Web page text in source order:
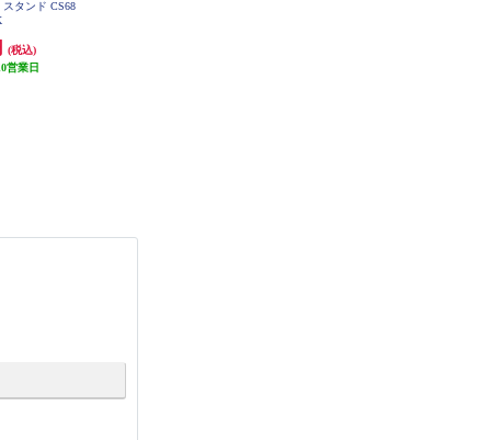
タンド CS68
(税込)
営業日